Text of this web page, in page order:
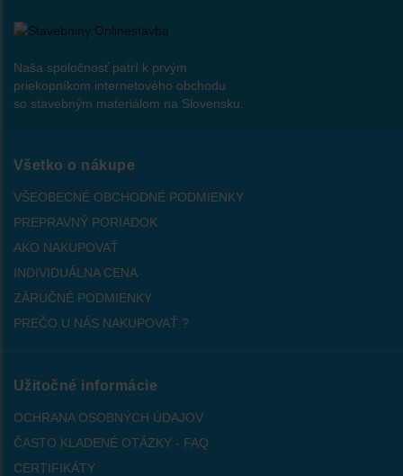
Naša spoločnosť patrí k prvým
priekopníkom internetového obchodu
so stavebným materiálom na Slovensku.
Všetko o nákupe
VŠEOBECNÉ OBCHODNÉ PODMIENKY
PREPRAVNÝ PORIADOK
AKO NAKUPOVAŤ
INDIVIDUÁLNA CENA
ZÁRUČNÉ PODMIENKY
PREČO U NÁS NAKUPOVAŤ ?
Užitočné informácie
OCHRANA OSOBNÝCH ÚDAJOV
ČASTO KLADENÉ OTÁZKY - FAQ
CERTIFIKÁTY